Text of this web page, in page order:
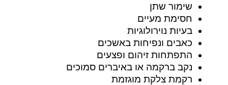
שימור שתן
חסימת מעיים
בעיות נוירולוגיות
כאבים ונפיחות באשכים
התפתחות זיהום ופצעים
נקב ברקמה או באיברים סמוכים
רקמת צלקת מוגזמת